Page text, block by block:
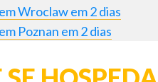
Wroclaw em 2 dias
Poznan em 2 dias